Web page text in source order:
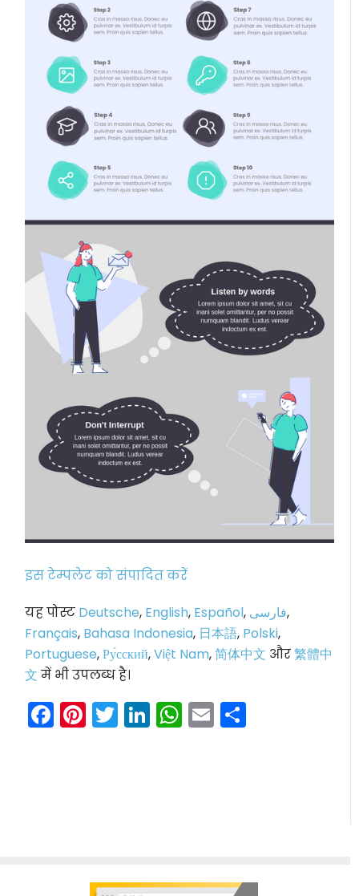
इस टेम्पलेट को संपादित करें
यह पोस्ट Deutsche, English, Español, فارسی,
Français, Bahasa Indonesia, 日本語, Polski,
Portuguese,Ру́сский,Việt Nam,简体中文 और繁體中
文 में भी उपलब्ध है।
Facebook
Pinterest
Twitter
LinkedIn
WhatsApp
Email